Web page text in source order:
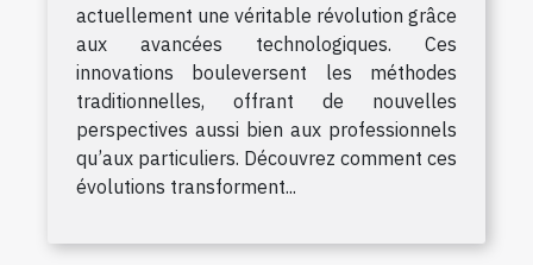
actuellement une véritable révolution grâce
aux avancées technologiques. Ces
innovations bouleversent les méthodes
traditionnelles, offrant de nouvelles
perspectives aussi bien aux professionnels
qu’aux particuliers. Découvrez comment ces
évolutions transforment...